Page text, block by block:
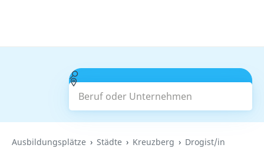
Beruf oder Unternehmen
Suchen
Ausbildungsplätze Städte Kreuzberg Drogist/in